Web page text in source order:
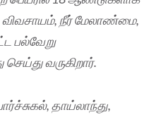
விவசாயம், நீர் மேலாண்மை,
பல்வேறு
வருகிறார்.
தாய்லாந்து,